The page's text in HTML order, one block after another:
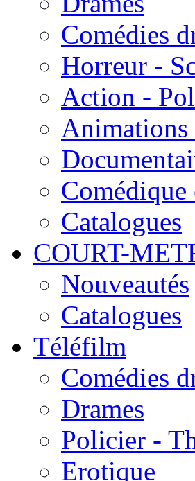
Comédies
Horreur -
Action -
Animations
Comédique
Catalogues
COURT-
Nouveautés
Catalogues
Téléfilm
Comédies
Drames
Policier -
Erotique